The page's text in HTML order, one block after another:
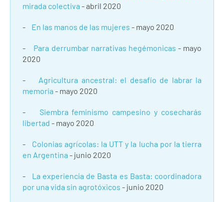
mirada colectiva - abril 2020
- En las manos de las mujeres - mayo 2020
- Para derrumbar narrativas hegémonicas - mayo
2020
- Agricultura ancestral: el desafío de labrar la
memoria - mayo 2020
- Siembra feminismo campesino y cosecharás
libertad - mayo 2020
- Colonias agrícolas: la UTT y la lucha por la tierra
en Argentina - junio 2020
- La experiencia de Basta es Basta: coordinadora
por una vida sin agrotóxicos - junio 2020